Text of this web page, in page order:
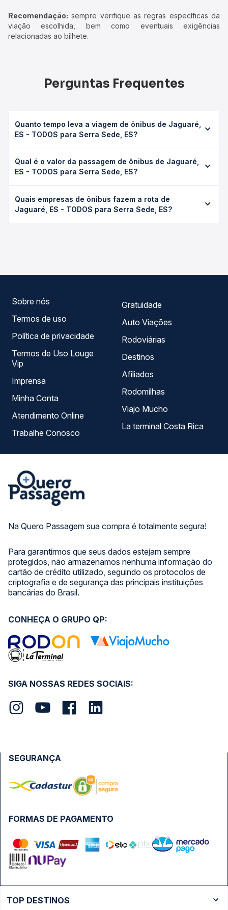
Recomendação: sempre verifique as regras específicas da
viação escolhida, bem como eventuais exigências
relacionadas ao bilhete.
Perguntas Frequentes
Quanto tempo leva a viagem de ônibus de Jaguaré,
ES - TODOS para Serra Sede, ES?
Sede, ES leva em média 3h 16min, podendo variar
conforme a viação, o tipo de serviço (convencional,
duração exata de cada opção na data desejada.
Qual é o valor da passagem de ônibus de Jaguaré,
ES - TODOS para Serra Sede, ES?
para Serra Sede, ES custa em média R$ 104,17 e varia
conforme a data da viagem, a empresa, o tipo de poltrona
Quais empresas de ônibus fazem a rota de
Jaguaré, ES - TODOS para Serra Sede, ES?
Na Quero Passagem sua compra é totalmente segura!
Para garantirmos que seus dados estejam sempre
protegidos, não armazenamos nenhuma informação do
cartão de crédito utilizado, seguindo os protocolos de
criptografia e de segurança das principais instituições
bancárias do Brasil.
Sobre nós
Termos de uso
Política de privacidade
Termos de Uso Louge
Vip
Imprensa
Minha Conta
Atendimento Online
Trabalhe Conosco
Gratuidade
Auto Viações
Rodoviárias
Destinos
Afiliados
Rodomilhas
Viajo Mucho
La terminal Costa Rica
SIGA NOSSAS REDES SOCIAIS:
CONHEÇA O GRUPO QP:
FORMAS DE PAGAMENTO
SEGURANÇA
TOP DESTINOS